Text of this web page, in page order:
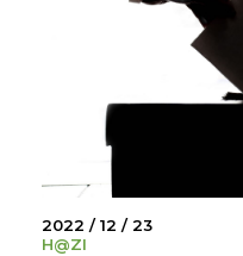
2022 / 12 / 23
H@ZI